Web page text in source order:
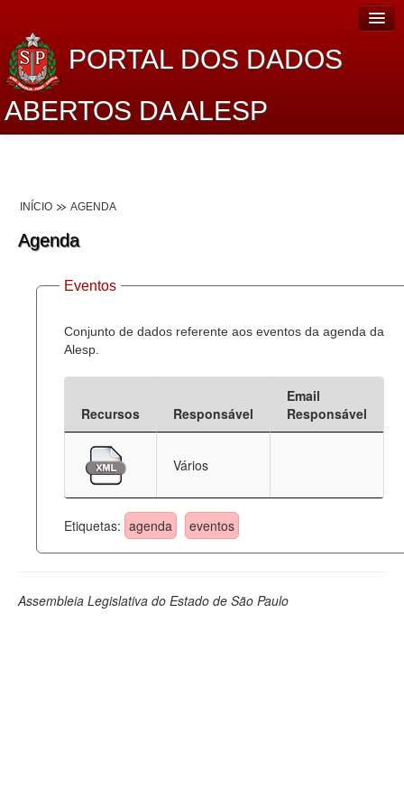
PORTAL DOS DADOS
ABERTOS DA ALESP
Lei de Acesso à Informação
Dados Governamentais Abertos
Planejamento
Catálogo de dados
Deputados Estaduais
Administração
Legislação
INÍCIO AGENDA
Agenda
Eventos
Conjunto de dados referente aos eventos da agenda da
Alesp.
Recursos Responsável
Email
Responsável
Vários
Etiquetas: agenda eventos
Assembleia Legislativa do Estado de São Paulo